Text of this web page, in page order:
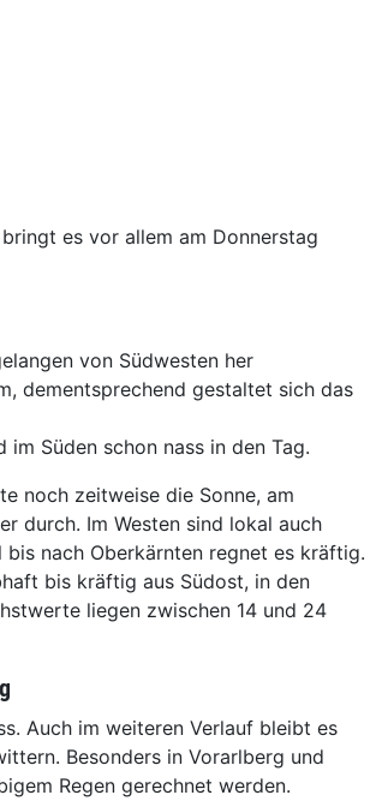
es vor allem am Donnerstag
von Südwesten her
dementsprechend gestaltet sich das
Süden schon nass in den Tag.
noch zeitweise die Sonne, am
durch. Im Westen sind lokal auch
nach Oberkärnten regnet es kräftig.
bis kräftig aus Südost, in den
liegen zwischen 14 und 24
Auch im weiteren Verlauf bleibt es
Besonders in Vorarlberg und
Regen gerechnet werden.